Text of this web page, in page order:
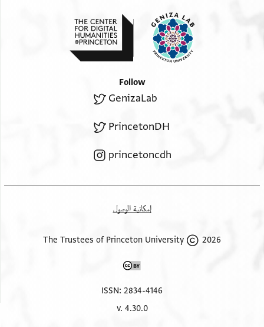
Follow
GenizaLab
PrincetonDH
princetoncdh
إمكانية الوصول
2026 The Trustees of Princeton University
ISSN: 2834-4146
v. 4.30.0